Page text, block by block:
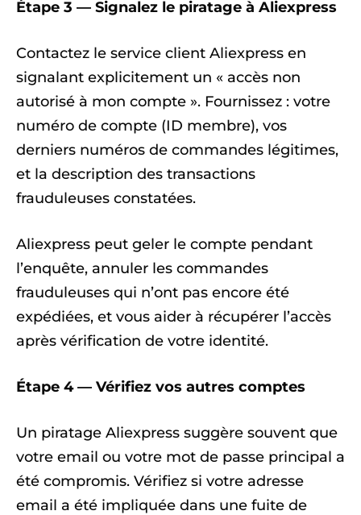
Étape 3 — Signalez le piratage à Aliexpress
Contactez le service client Aliexpress en
signalant explicitement un « accès non
autorisé à mon compte ». Fournissez : votre
numéro de compte (ID membre), vos
derniers numéros de commandes légitimes,
et la description des transactions
frauduleuses constatées.
Aliexpress peut geler le compte pendant
l’enquête, annuler les commandes
frauduleuses qui n’ont pas encore été
expédiées, et vous aider à récupérer l’accès
après vérification de votre identité.
Étape 4 — Vérifiez vos autres comptes
Un piratage Aliexpress suggère souvent que
votre email ou votre mot de passe principal a
été compromis. Vérifiez si votre adresse
email a été impliquée dans une fuite de